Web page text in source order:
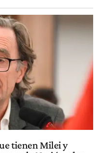
tienen Milei y